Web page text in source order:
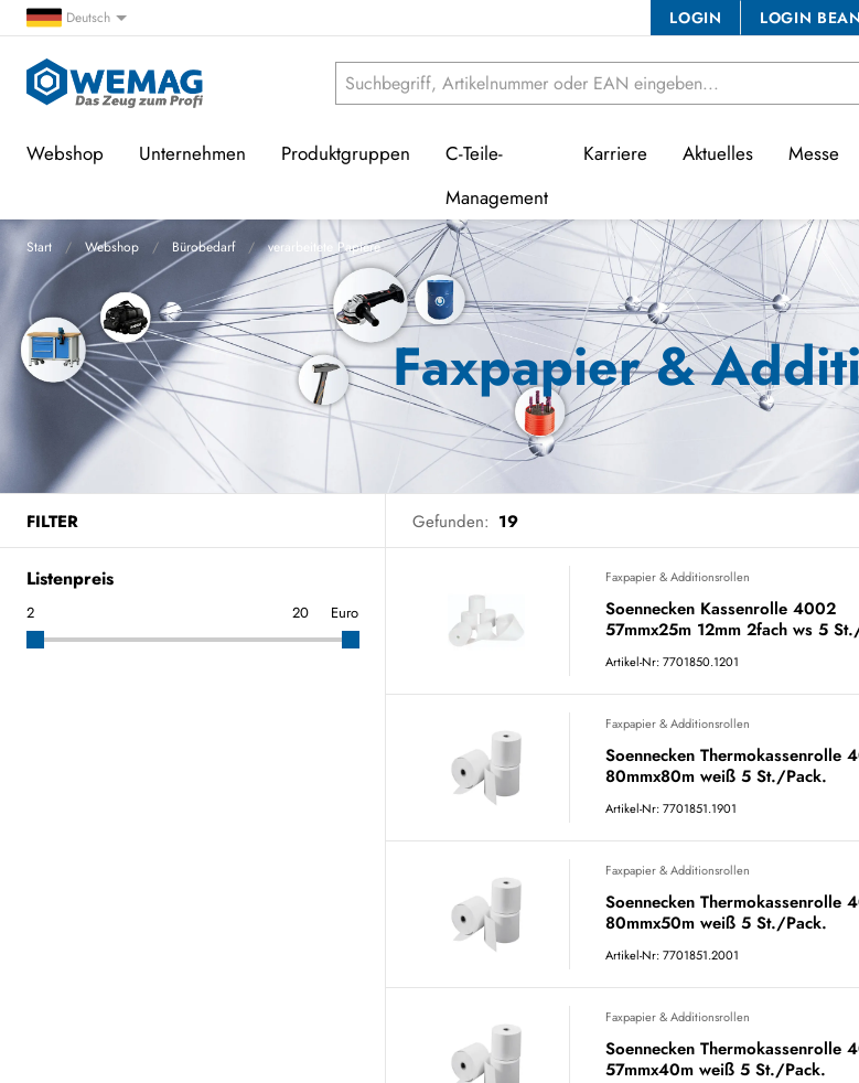
Deutsch LOGIN LOGIN
Webshop Unternehmen Produktgruppen
C-Teile-
Management
Karriere Aktuelles Messe
Start Webshop Bürobedarf verarbeitete Papiere
Faxpapier &
FILTER Gefunden: 19
Listenpreis
Euro
Faxpapier & Additionsrollen
Soennecken Kassenrolle 4002
57mmx25m 12mm 2fach ws 5
Artikel-Nr: 7701850.1201
Faxpapier & Additionsrollen
Soennecken Thermokassenrolle
80mmx80m weiß 5 St./Pack.
Artikel-Nr: 7701851.1901
Faxpapier & Additionsrollen
Soennecken Thermokassenrolle
80mmx50m weiß 5 St./Pack.
Artikel-Nr: 7701851.2001
Faxpapier & Additionsrollen
Soennecken Thermokassenrolle
57mmx40m weiß 5 St./Pack.